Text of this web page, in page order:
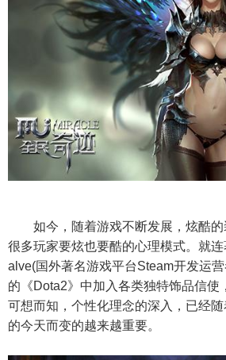
如今，随着游戏不断发展，炫酷的
很多玩家要炫也要酷的心理模式。就
alve(国外著名游戏平台Steam开发运
的《Dota2》中加入各类独特饰品信使
可想而知，个性化理念的深入，已经
的今天而变的越来越重要。